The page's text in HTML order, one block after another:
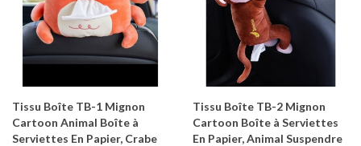
Tissu Boîte TB-1 Mignon
Cartoon Animal Boîte à
Serviettes En Papier, Crabe
Tissu Boîte TB-2 Mignon
Cartoon Boîte à Serviettes
En Papier, Animal Suspendre